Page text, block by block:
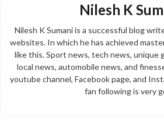
Nilesh K
Nilesh K Sumani is a successful blog
websites. In which he has achieved
like this. Sport news, tech news, unique
local news, automobile news, and
youtube channel, Facebook page, and
fan following is very